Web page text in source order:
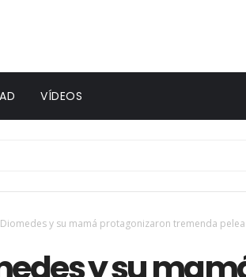
VÍDEOS
y su mamá protagonizaron tremenda
y su